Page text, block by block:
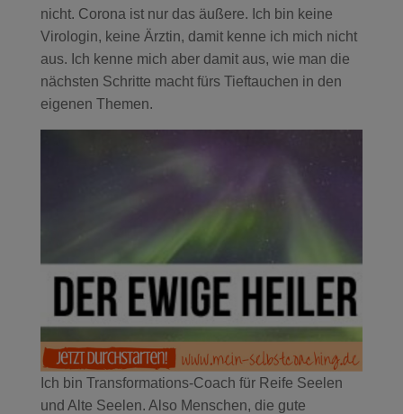
nicht. Corona ist nur das äußere. Ich bin keine
Virologin, keine Ärztin, damit kenne ich mich nicht
aus. Ich kenne mich aber damit aus, wie man die
nächsten Schritte macht fürs Tieftauchen in den
eigenen Themen.
Ich bin Transformations-Coach für Reife Seelen
und Alte Seelen. Also Menschen, die gute